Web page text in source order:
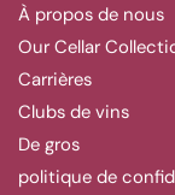
À propos de nous
Our Cellar
Carrières
Clubs de vins
De gros
politique de